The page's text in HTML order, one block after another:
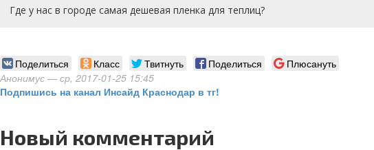
Где у нас в городе самая дешевая пленка для теплиц?
Поделиться Класс Твитнуть Поделиться
Плюсануть
Анонимус — ср, 2017-01-25 15:45
Подпишись на канал Инсайд Краснодар в тг!
Новый комментарий